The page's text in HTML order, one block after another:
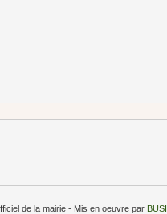
de la mairie - Mis en oeuvre par